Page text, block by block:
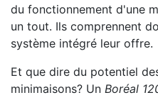
du fonctionnement d'une
un tout. Ils comprennent
système intégré leur offre.
Et que dire du potentiel
minimaisons? Un Boréal